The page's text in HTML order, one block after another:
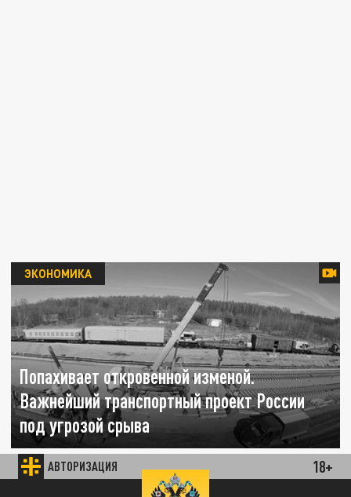
АВТОРИЗАЦИЯ 18+
Попахивает откровенной изменой.
Важнейший транспортный проект России
под угрозой срыва
ЭКОНОМИКА
03 ИЮНЯ 19:00
Реализация третьего этапа расширения